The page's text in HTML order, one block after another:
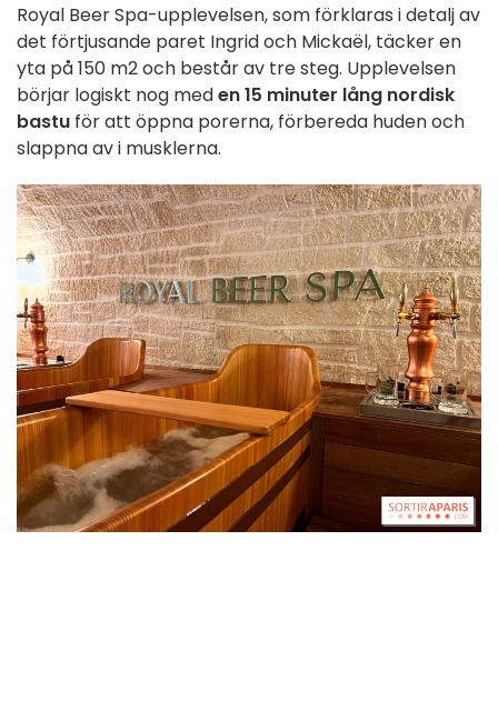
Royal Beer Spa-upplevelsen, som förklaras i detalj av
det förtjusande paret Ingrid och Mickaël, täcker en
yta på 150 m2 och består av tre steg. Upplevelsen
börjar logiskt nog meden 15 minuter lång nordisk
bastu för att öppna porerna, förbereda huden och
slappna av i musklerna.